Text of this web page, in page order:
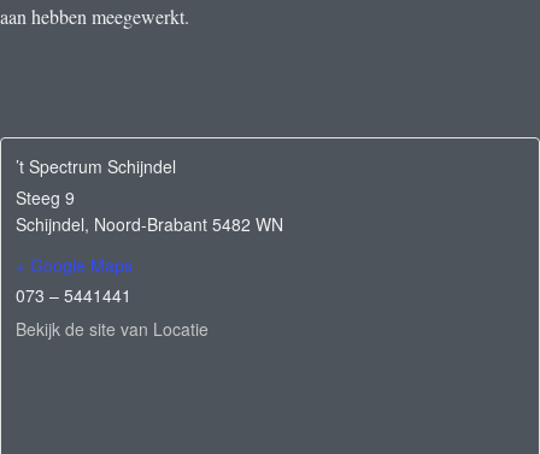
aan hebben meegewerkt.
’t Spectrum Schijndel
Steeg 9
Schijndel, Noord-Brabant 5482 WN
+ Google Maps
073 – 5441441
Bekijk de site van Locatie